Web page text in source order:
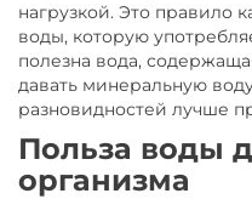
нагрузкой. Это правило
воды, которую
полезна вода,
давать минеральную
разновидностей лучше
Польза воды
организма